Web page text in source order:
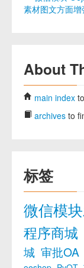
素材图文方面增
About
main index
archives to
标签
微信模
程序商城
城 审批OA